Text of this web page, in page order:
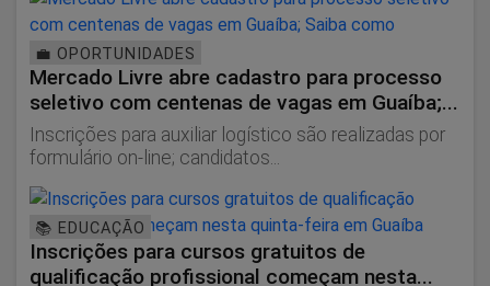
💼 OPORTUNIDADES
Mercado Livre abre cadastro para processo
seletivo com centenas de vagas em Guaíba;...
Inscrições para auxiliar logístico são realizadas por
formulário on-line; candidatos...
📚 EDUCAÇÃO
Inscrições para cursos gratuitos de
qualificação profissional começam nesta...